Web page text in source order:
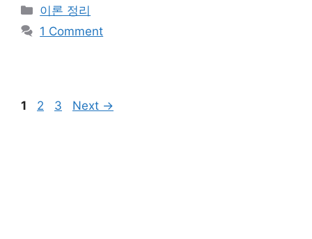
Categories
이론 정리
1 Comment
Page
1 Page
2 Page
3 Next →